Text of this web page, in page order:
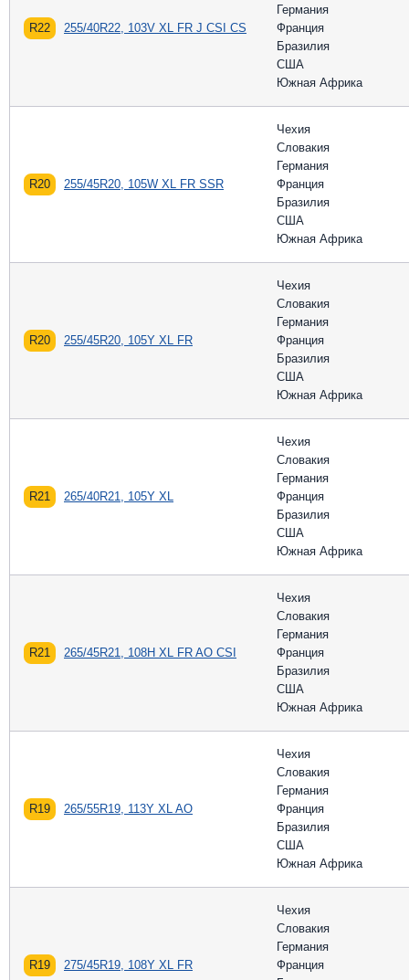
R22 255/40R22, 103V XL FR J CSI CS
Германия
Франция
Бразилия
США
Южная Африка
R20 255/45R20, 105W XL FR SSR
Чехия
Словакия
Германия
Франция
Бразилия
США
Южная Африка
R20 255/45R20, 105Y XL FR
Чехия
Словакия
Германия
Франция
Бразилия
США
Южная Африка
R21 265/40R21, 105Y XL
Чехия
Словакия
Германия
Франция
Бразилия
США
Южная Африка
R21 265/45R21, 108H XL FR AO CSI
Чехия
Словакия
Германия
Франция
Бразилия
США
Южная Африка
R19 265/55R19, 113Y XL AO
Чехия
Словакия
Германия
Франция
Бразилия
США
Южная Африка
R19 275/45R19, 108Y XL FR
Чехия
Словакия
Германия
Франция